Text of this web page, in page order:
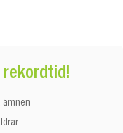
rekordtid!
ämnen